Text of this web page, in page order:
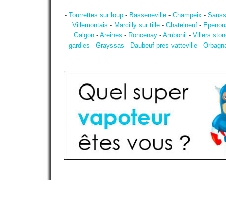
- Tourrettes sur loup - Basseneville - Champeix -
Villemontais - Marcilly sur tille - Chatelneuf -
Galgon- Areines - Roncenay- Ambonil - Villers
gardies - Grayssas - Daubeuf pres vatteville-